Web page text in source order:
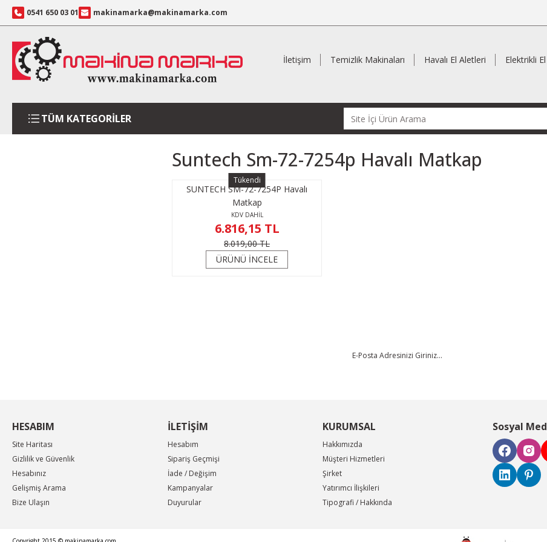
0541 650 03 01 makinamarka@makinamarka.com
İletişim Temizlik Makinaları Havalı El Aletleri Elektrikli
TÜM KATEGORİLER
Suntech Sm-72-7254p Havalı Matkap
Tükendi
SUNTECH SM-72-7254P Havalı
Matkap
KDV DAHİL
6.816,15 TL
8.019,00 TL
ÜRÜNÜ İNCELE
HESABIM
Site Haritası
Gizlilik ve Güvenlik
Hesabınız
Gelişmiş Arama
Bize Ulaşın
İLETİŞİM
Hesabım
Sipariş Geçmişi
İade / Değişim
Kampanyalar
Duyurular
KURUMSAL
Hakkımızda
Müşteri Hizmetleri
Şirket
Yatırımcı İlişkileri
Tipografi / Hakkında
Sosyal